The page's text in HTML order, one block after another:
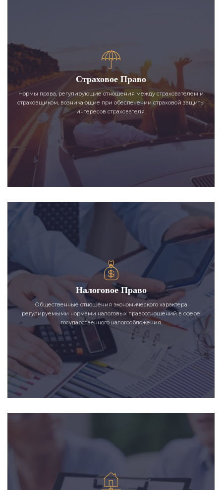
Страховое Право
Нормы права, регулирующие отношения между страхователем и
страховщиком, возникающие при обеспечении страховой защиты
интересов страхователя.
Налоговое Право
Общественные отношения экономического характера
регулируемыми нормами налоговых правоотношений в сфере
государственного налогообложения.